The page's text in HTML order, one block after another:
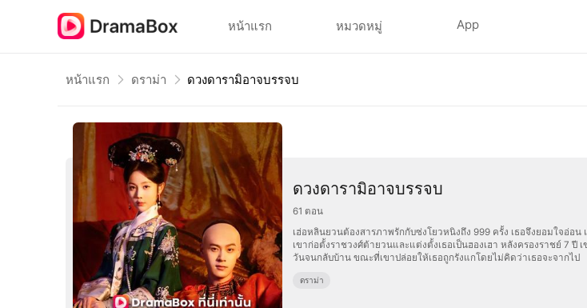
หน้าแรก หมวดหมู่ App
หน้าแรก ดราม่า ดวงดารามิอาจบรรจบ
ดวงดารามิอาจบรรจบ
61 ตอน
เฮ่อหลินยวนต้องสารภาพรักกับซ่งโยวหนิงถึง 999 ครั้ง เธอจึงยอมใจอ่อ
เขาก่อตั้งราชวงศ์ต้ายวนและแต่งตั้งเธอเป็นฮองเฮา หลังครองราชย์ 7
วันจนกลับบ้าน ขณะที่เขาปล่อยให้เธอถูกรังแกโดยไม่คิดว่าเธอจะจากไป
ดราม่า